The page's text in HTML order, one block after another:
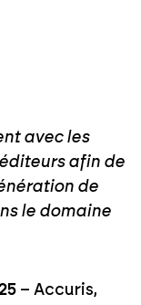
avec les
afin de
de
le domaine
– Accuris,